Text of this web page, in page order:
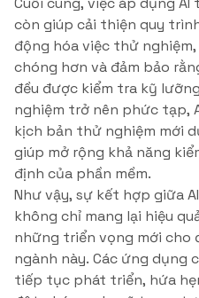
còn giúp cải thiện quy
động hóa việc thử
chóng hơn và đảm bảo
đều được kiểm tra kỹ
nghiệm trở nên phức tạp,
kịch bản thử nghiệm mới
giúp mở rộng khả năng
định của phần mềm.
Như vậy, sự kết hợp giữa
không chỉ mang lại hiệu
những triển vọng mới cho
ngành này. Các ứng dụng
tiếp tục phát triển, hứa